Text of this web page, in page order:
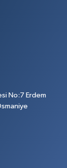
No:7 Erdem